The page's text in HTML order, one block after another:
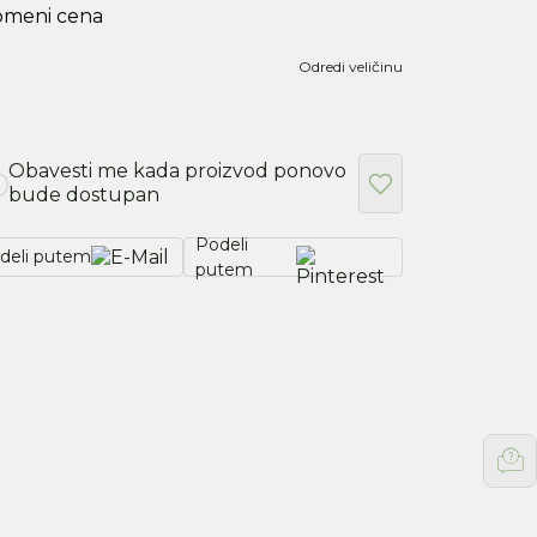
cena
Odredi veličinu
Obavesti me kada proizvod ponovo
bude dostupan
putem
Podeli
putem